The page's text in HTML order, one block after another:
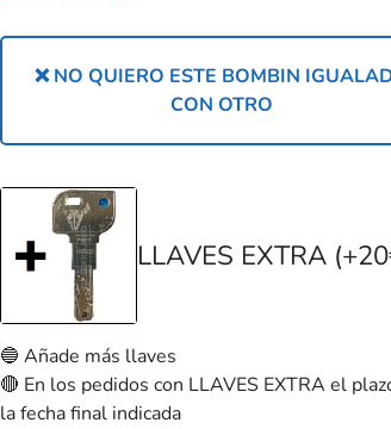
❌ NO QUIERO ESTE BOMBIN
CON OTRO
LLAVES EXTRA
🔵 Añade más llaves
🔴 En los pedidos con LLAVES EXTRA el
la fecha final indicada